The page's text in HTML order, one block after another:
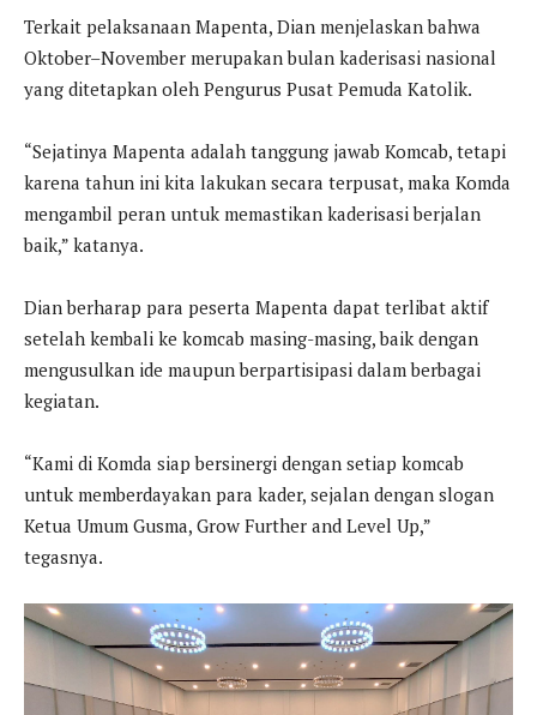
Terkait pelaksanaan Mapenta, Dian menjelaskan bahwa
Oktober–November merupakan bulan kaderisasi nasional
yang ditetapkan oleh Pengurus Pusat Pemuda Katolik.
“Sejatinya Mapenta adalah tanggung jawab Komcab, tetapi
karena tahun ini kita lakukan secara terpusat, maka Komda
mengambil peran untuk memastikan kaderisasi berjalan
baik,” katanya.
Dian berharap para peserta Mapenta dapat terlibat aktif
setelah kembali ke komcab masing-masing, baik dengan
mengusulkan ide maupun berpartisipasi dalam berbagai
kegiatan.
“Kami di Komda siap bersinergi dengan setiap komcab
untuk memberdayakan para kader, sejalan dengan slogan
Ketua Umum Gusma, Grow Further and Level Up,”
tegasnya.